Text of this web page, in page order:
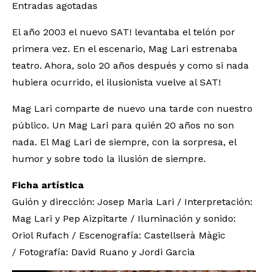
Entradas agotadas
El año 2003 el nuevo SAT! levantaba el telón por
primera vez. En el escenario, Mag Lari estrenaba
teatro. Ahora, solo 20 años después y como si nada
hubiera ocurrido, el ilusionista vuelve al SAT!
Mag Lari comparte de nuevo una tarde con nuestro
público. Un Mag Lari para quién 20 años no son
nada. El Mag Lari de siempre, con la sorpresa, el
humor y sobre todo la ilusión de siempre.
Ficha artística
Guión y dirección: Josep Maria Lari / Interpretación:
Mag Lari y Pep Aizpitarte / Iluminación y sonido:
Oriol Rufach / Escenografía: Castellserà Màgic
/ Fotografía: David Ruano y Jordi Garcia